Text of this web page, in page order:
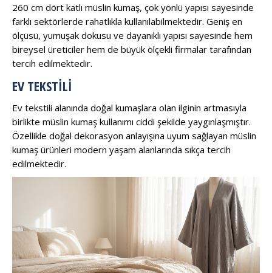
260 cm dört katlı müslin kumaş, çok yönlü yapısı sayesinde
farklı sektörlerde rahatlıkla kullanılabilmektedir. Geniş en
ölçüsü, yumuşak dokusu ve dayanıklı yapısı sayesinde hem
bireysel üreticiler hem de büyük ölçekli firmalar tarafından
tercih edilmektedir.
EV TEKSTILI
Ev tekstili alanında doğal kumaşlara olan ilginin artmasıyla
birlikte müslin kumaş kullanımı ciddi şekilde yaygınlaşmıştır.
Özellikle doğal dekorasyon anlayışına uyum sağlayan müslin
kumaş ürünleri modern yaşam alanlarında sıkça tercih
edilmektedir.